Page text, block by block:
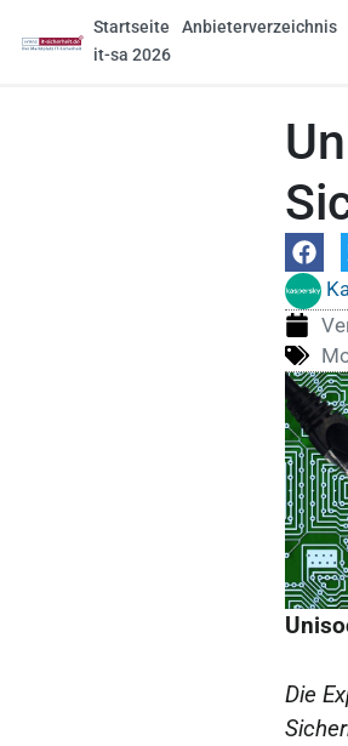
Startseite Anbieterverzeichnis
it-sa 2026
Die